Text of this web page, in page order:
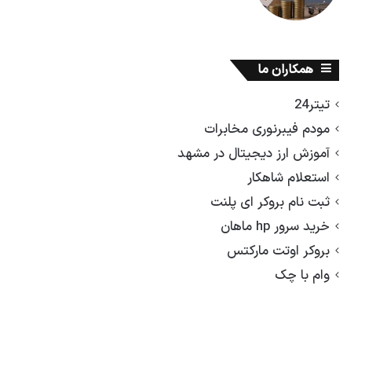
همکاران ما
تیتر24
مودم فیبرنوری مخابرات
آموزش ارز دیجیتال در مشهد
استعلام شاهکار
ثبت نام بروکر ای پلنت
خرید سرور hp ماهان
بروکر اوتت مارکتس
وام با چک